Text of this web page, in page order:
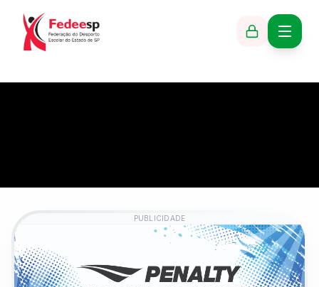
PUBLICIDADE